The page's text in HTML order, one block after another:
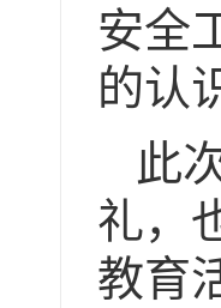
安全
的认
此
礼，
教育